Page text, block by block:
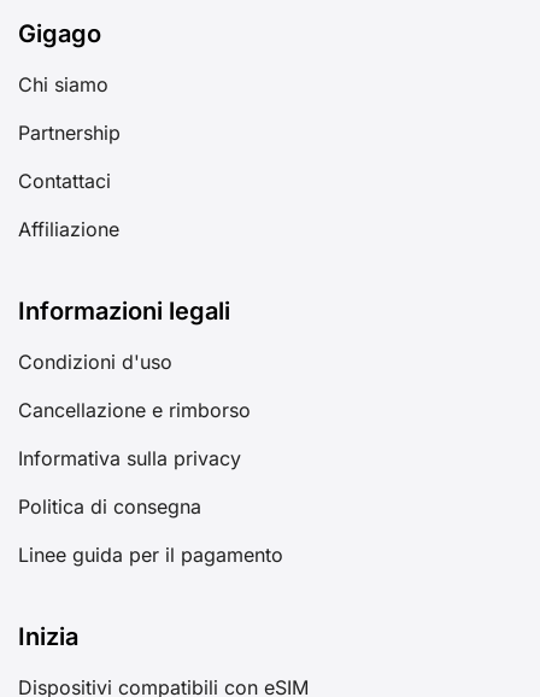
Gigago
Chi siamo
Partnership
Contattaci
Affiliazione
Informazioni legali
Condizioni d'uso
Cancellazione e rimborso
Informativa sulla privacy
Politica di consegna
Linee guida per il pagamento
Inizia
Dispositivi compatibili con eSIM